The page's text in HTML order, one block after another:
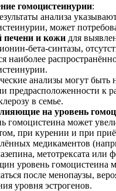
гомоцистеинурии:
анализа
может
печени и кожи для
бета-синтазы,
наиболее
анализы могут быть
предрасположенности к
в семье.
на уровень
гомоцистеина может
при курении и при
медикаментов
метотрексата или
уровень гомоцистеина
после менопаузы,
уровня эстрогенов.